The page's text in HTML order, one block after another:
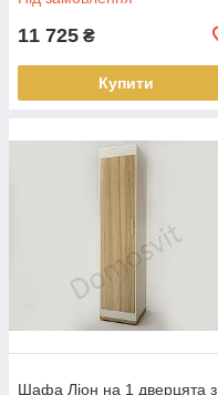
11 725 ₴
Купити
Шафа Ліон на 1 дверцята з